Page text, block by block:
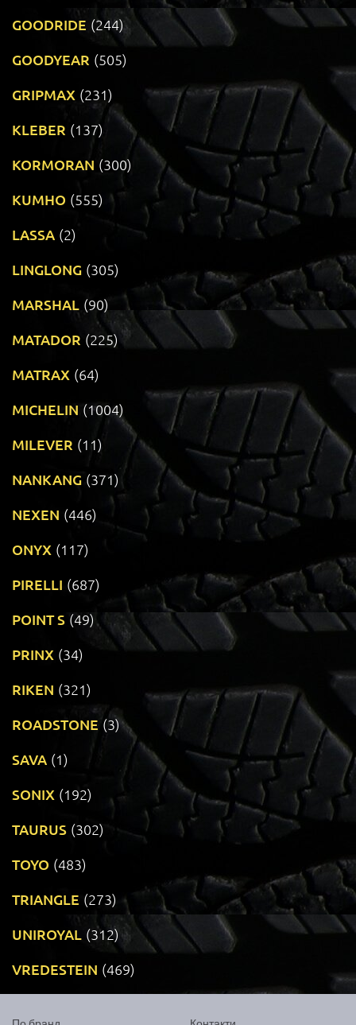
GOODRIDE (244)
GOODYEAR (505)
GRIPMAX (231)
KLEBER (137)
KORMORAN (300)
KUMHO (555)
LASSA (2)
LINGLONG (305)
MARSHAL (90)
MATADOR (225)
MATRAX (64)
MICHELIN (1004)
MILEVER (11)
NANKANG (371)
NEXEN (446)
ONYX (117)
PIRELLI (687)
POINT S (49)
PRINX (34)
RIKEN (321)
ROADSTONE (3)
SAVA (1)
SONIX (192)
TAURUS (302)
TOYO (483)
TRIANGLE (273)
UNIROYAL (312)
VREDESTEIN (469)